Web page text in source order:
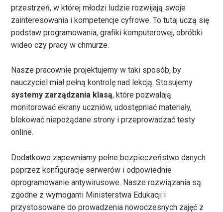
przestrzeń, w której młodzi ludzie rozwijają swoje
zainteresowania i kompetencje cyfrowe. To tutaj uczą się
podstaw programowania, grafiki komputerowej, obróbki
wideo czy pracy w chmurze.
Nasze pracownie projektujemy w taki sposób, by
nauczyciel miał pełną kontrolę nad lekcją. Stosujemy
systemy zarządzania klasą, które pozwalają
monitorować ekrany uczniów, udostępniać materiały,
blokować niepożądane strony i przeprowadzać testy
online.
Dodatkowo zapewniamy pełne bezpieczeństwo danych
poprzez konfigurację serwerów i odpowiednie
oprogramowanie antywirusowe. Nasze rozwiązania są
zgodne z wymogami Ministerstwa Edukacji i
przystosowane do prowadzenia nowoczesnych zajęć z